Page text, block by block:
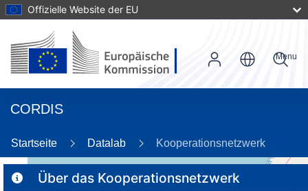
Offizielle Website der EU
CORDIS
Menu
Startseite Datalab Kooperationsnetzwerk
Über das Kooperationsnetzwerk